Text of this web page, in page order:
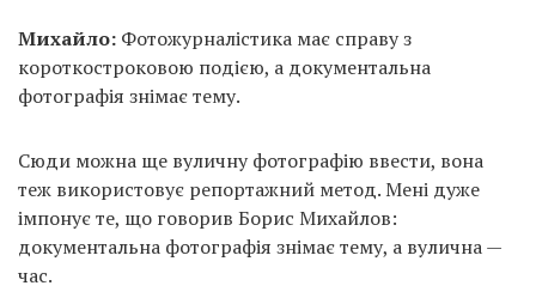
Михайло: Фотожурналістика має справу з
короткостроковою подією, а документальна
фотографія знімає тему.
Сюди можна ще вуличну фотографію ввести, вона
теж використовує репортажний метод. Мені дуже
імпонує те, що говорив Борис Михайлов:
документальна фотографія знімає тему, а вулична —
час.